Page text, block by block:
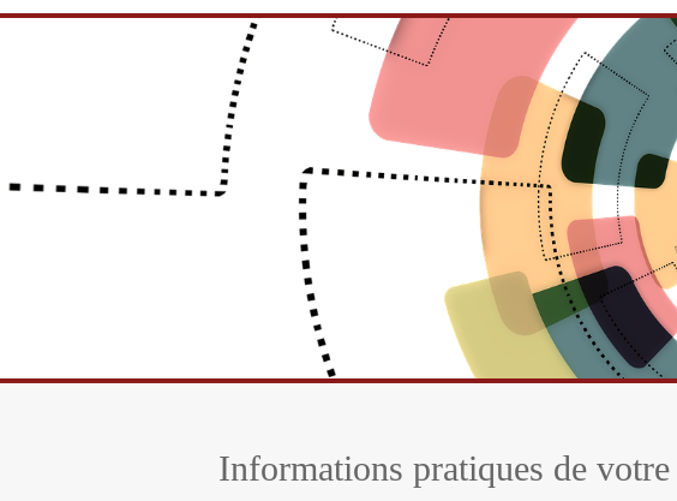
Informations pratiques de